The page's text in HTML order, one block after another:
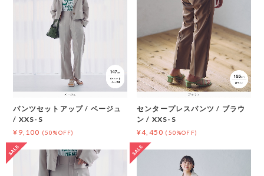
パンツセットアップ / ベージュ
/ XXS-S
¥9,100 (50%OFF)
センタープレスパンツ / ブラウ
ン / XXS-S
¥4,450 (50%OFF)